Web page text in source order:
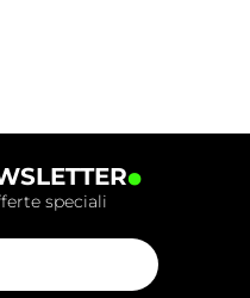
.
speciali